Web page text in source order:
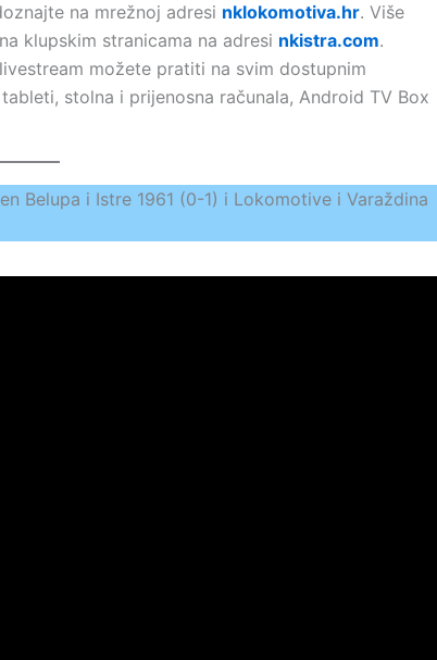
na mrežnoj adresi nklokomotiva.hr. Više
klupskim stranicama na adresi nkistra.com.
možete pratiti na svim dostupnim
tableti, stolna i prijenosna računala, Android TV Box
Belupa i Istre 1961 (0-1) i Lokomotive i Varaždina